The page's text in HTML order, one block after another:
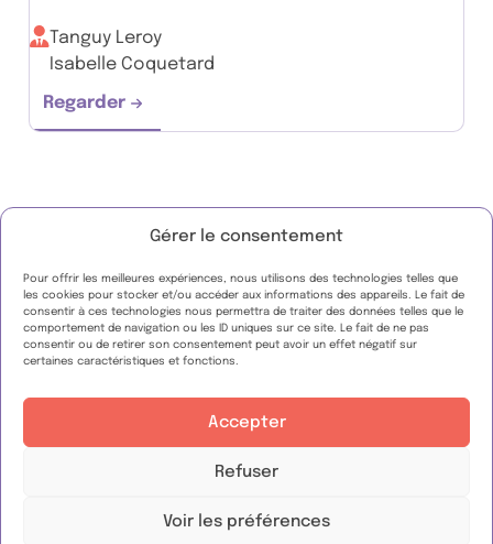
Gérer le consentement
Pour offrir les meilleures expériences, nous utilisons des technologies telles que
les cookies pour stocker et/ou accéder aux informations des appareils. Le fait de
consentir à ces technologies nous permettra de traiter des données telles que le
comportement de navigation ou les ID uniques sur ce site. Le fait de ne pas
consentir ou de retirer son consentement peut avoir un effet négatif sur
certaines caractéristiques et fonctions.
Accepter
Refuser
Voir les préférences
Tanguy Leroy
Isabelle Coquetard
Regarder
Thérapies ciblées et impact psychosocial
FAQ
Espace presse
Nos conditions générales d’utilisation